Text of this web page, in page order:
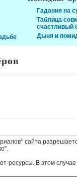
Гадания на
Таблица
счастливый
Дыня и
сайта
ресурсы. В этом